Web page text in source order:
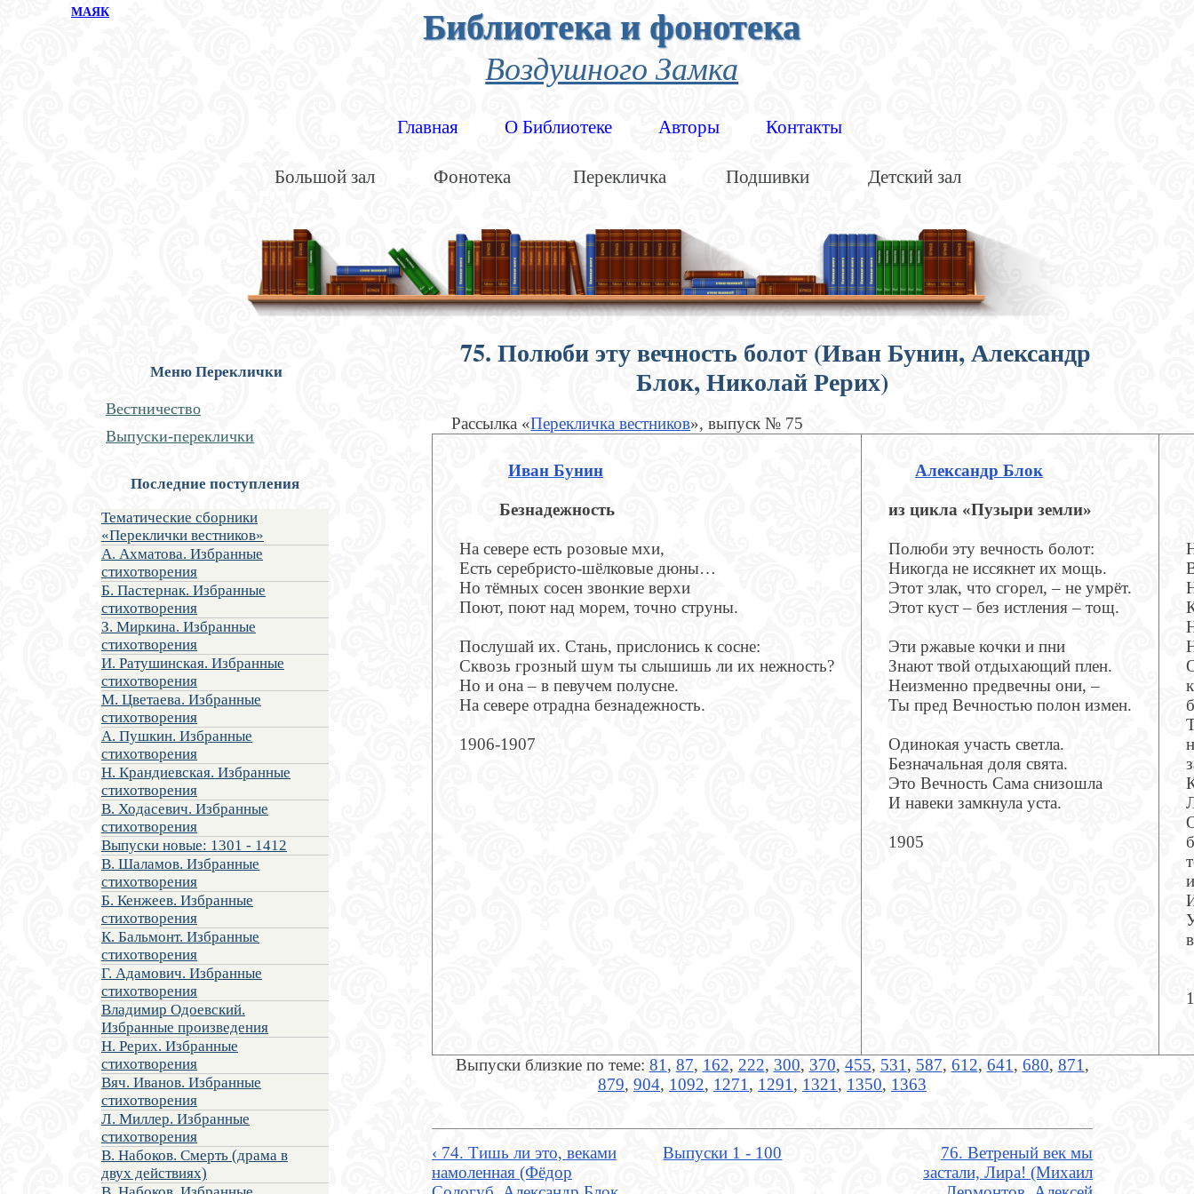
МАЯК Библиотека и фонотека
Воздушного Замка
Главная О Библиотеке Авторы Контакты
Большой зал Фонотека Перекличка Подшивки Детский зал
Меню Переклички
Вестничество
Выпуски-переклички
Последние поступления
Тематические сборники
«Переклички вестников»
А. Ахматова. Избранные
стихотворения
Б. Пастернак. Избранные
стихотворения
З. Миркина. Избранные
стихотворения
И. Ратушинская. Избранные
стихотворения
М. Цветаева. Избранные
стихотворения
А. Пушкин. Избранные
стихотворения
Н. Крандиевская. Избранные
стихотворения
В. Ходасевич. Избранные
стихотворения
Выпуски новые: 1301 - 1412
В. Шаламов. Избранные
стихотворения
Б. Кенжеев. Избранные
стихотворения
К. Бальмонт. Избранные
стихотворения
Г. Адамович. Избранные
стихотворения
Владимир Одоевский.
Избранные произведения
Н. Рерих. Избранные
стихотворения
Вяч. Иванов. Избранные
стихотворения
Л. Миллер. Избранные
стихотворения
В. Набоков. Смерть (драма в
двух действиях)
75. Полюби эту вечность болот (Иван Бунин, Александр
Блок, Николай Рерих)
Рассылка «Перекличка вестников», выпуск № 75
Иван Бунин
Безнадежность
На севере есть розовые мхи,
Есть серебристо-шёлковые дюны…
Но тёмных сосен звонкие верхи
Поют, поют над морем, точно струны.
Послушай их. Стань, прислонись к сосне:
Сквозь грозный шум ты слышишь ли их нежность?
Но и она – в певучем полусне.
На севере отрадна безнадежность.
1906-1907
Александр Блок
из цикла «Пузыри земли»
Полюби эту вечность болот:
Никогда не иссякнет их мощь.
Этот злак, что сгорел, – не умрёт.
Этот куст – без истления – тощ.
Эти ржавые кочки и пни
Знают твой отдыхающий плен.
Неизменно предвечны они, –
Ты пред Вечностью полон измен.
Одинокая участь светла.
Безначальная доля свята.
Это Вечность Сама снизошла
И навеки замкнула уста.
1905
Выпуски близкие по теме: 81 , 87, 162, 222, 300, 370, 455, 531 , 587, 612, 641 , 680, 871 ,
879, 904, 1092, 1271 , 1291 , 1321 , 1350, 1363
‹ 74. Тишь ли это, веками
намоленная (Фёдор
Выпуски 1 - 100
76. Ветреный век мы
застали, Лира! (Михаил